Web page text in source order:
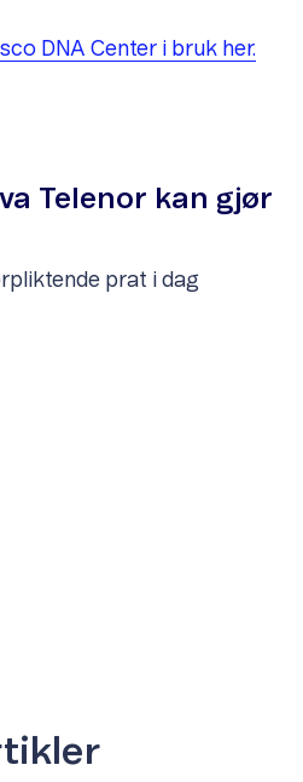
DNA Center i bruk her.
Telenor kan gjør
prat i dag